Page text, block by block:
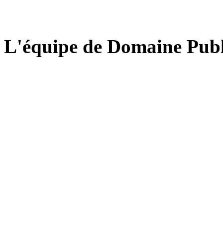
L'équipe de Domaine